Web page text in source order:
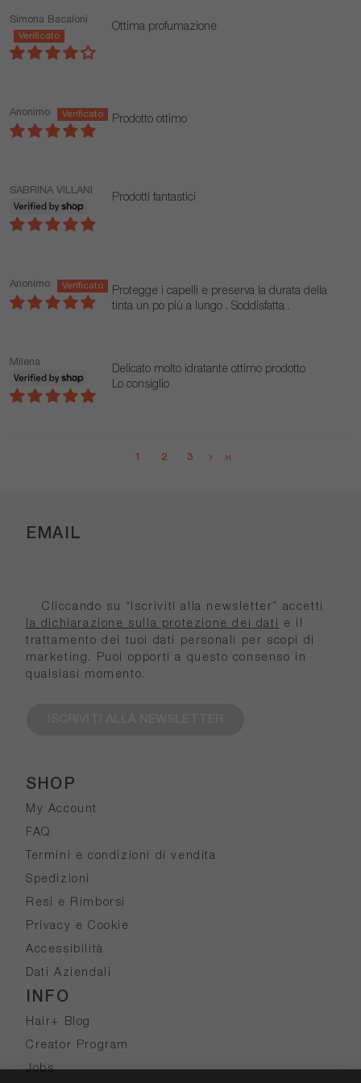
Simona Bacaloni
Ottima profumazione
Anonimo
Prodotto ottimo
SABRINA VILLANI
Prodotti fantastici
Anonimo
Protegge i capelli e preserva la durata della
tinta un po più a lungo . Soddisfatta .
Milena
Delicato molto idratante ottimo prodotto
Lo consiglio
1 2 3
SHOP
My Account
FAQ
Termini e condizioni di vendita
Spedizioni
Resi e Rimborsi
Privacy e Cookie
Accessibilità
Dati Aziendali
INFO
Hair+ Blog
Creator Program
Jobs
EMAIL
Cliccando su “Iscriviti alla newsletter” accetti
la dichiarazione sulla protezione dei dati
e il
trattamento dei tuoi dati personali per scopi di
marketing. Puoi opporti a questo consenso in
qualsiasi momento.